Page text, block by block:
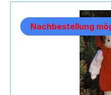
etwas Eigenes.
Natürlichkeit. Einen
Gesichtsausdruck kann
interpretieren. Mit
Ausstrahlung wird die
liebenswerte
Details zu SILKE
Nachbestellung